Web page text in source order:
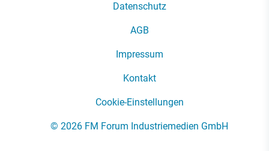
Datenschutz
AGB
Impressum
Kontakt
Cookie-Einstellungen
© 2026 FM Forum Industriemedien GmbH